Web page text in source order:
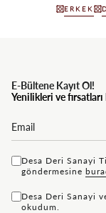
ERKEK
E-Bültene Kayıt Ol!
Yenilikleri ve fırsatları
Desa Deri Sanayi
göndermesine bu
Desa Deri Sanayi
okudum.